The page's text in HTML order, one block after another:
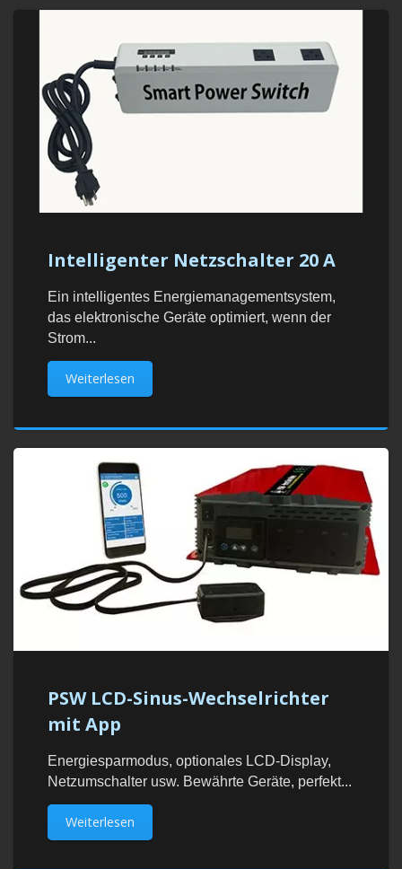
Intelligenter Netzschalter 20 A
Ein intelligentes Energiemanagementsystem,
das elektronische Geräte optimiert, wenn der
Strom...
Weiterlesen
PSW LCD-Sinus-Wechselrichter
mit App
Energiesparmodus, optionales LCD-Display,
Netzumschalter usw. Bewährte Geräte, perfekt...
Weiterlesen